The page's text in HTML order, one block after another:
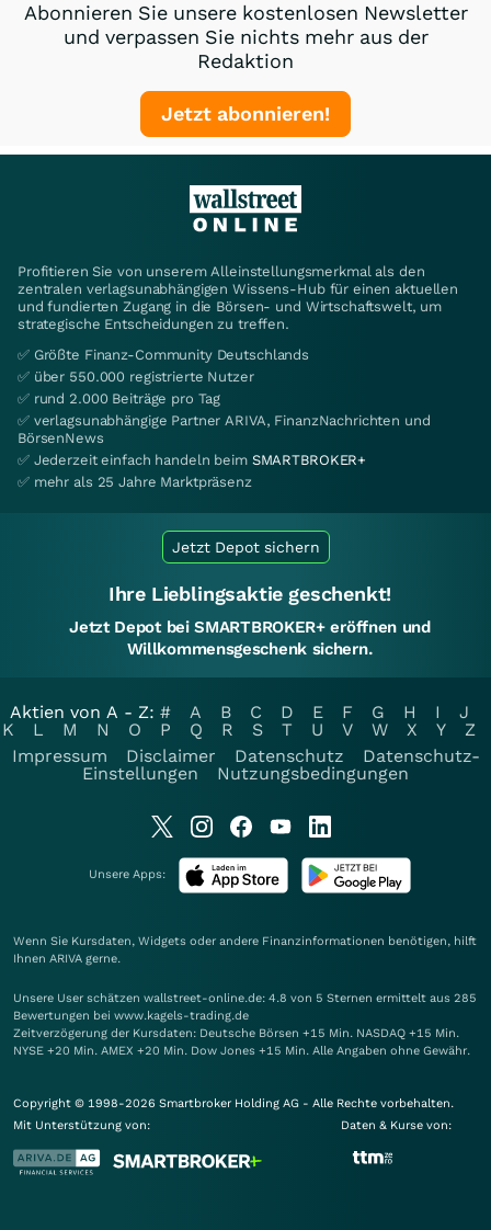
Abonnieren Sie unsere kostenlosen Newsletter
und verpassen Sie nichts mehr aus der
Redaktion
Jetzt abonnieren!
Profitieren Sie von unserem Alleinstellungsmerkmal als den
zentralen verlagsunabhängigen Wissens-Hub für einen aktuellen
und fundierten Zugang in die Börsen- und Wirtschaftswelt, um
strategische Entscheidungen zu treffen.
✅ Größte Finanz-Community Deutschlands
✅ über 550.000 registrierte Nutzer
✅ rund 2.000 Beiträge pro Tag
✅ verlagsunabhängige Partner ARIVA, FinanzNachrichten und
BörsenNews
✅ Jederzeit einfach handeln beim SMARTBROKER+
✅ mehr als 25 Jahre Marktpräsenz
Jetzt Depot sichern
Ihre Lieblingsaktie geschenkt!
Jetzt Depot bei SMARTBROKER+ eröffnen und
Willkommensgeschenk sichern.
Aktien von A - Z: # A B C D E F G H I
J
K
L M N O P Q R S T U V W X Y
Z
Impressum
Disclaimer Datenschutz
Datenschutz-
Einstellungen
Nutzungsbedingungen
Unsere Apps:
Wenn Sie Kursdaten, Widgets oder andere Finanzinformationen benötigen, hilft
Ihnen ARIVA gerne.
Unsere User schätzen wallstreet-online.de: 4.8 von 5 Sternen ermittelt aus 285
Bewertungen bei www.kagels-trading.de
Zeitverzögerung der Kursdaten: Deutsche Börsen +15 Min. NASDAQ +15 Min.
NYSE +20 Min. AMEX +20 Min. Dow Jones +15 Min. Alle Angaben ohne Gewähr.
Copyright © 1998-2026 Smartbroker Holding AG - Alle Rechte vorbehalten.
Mit Unterstützung von:
Daten & Kurse von: